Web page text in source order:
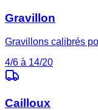
Gravillon
Gravillons calibrés
4/6 à 14/20
Cailloux